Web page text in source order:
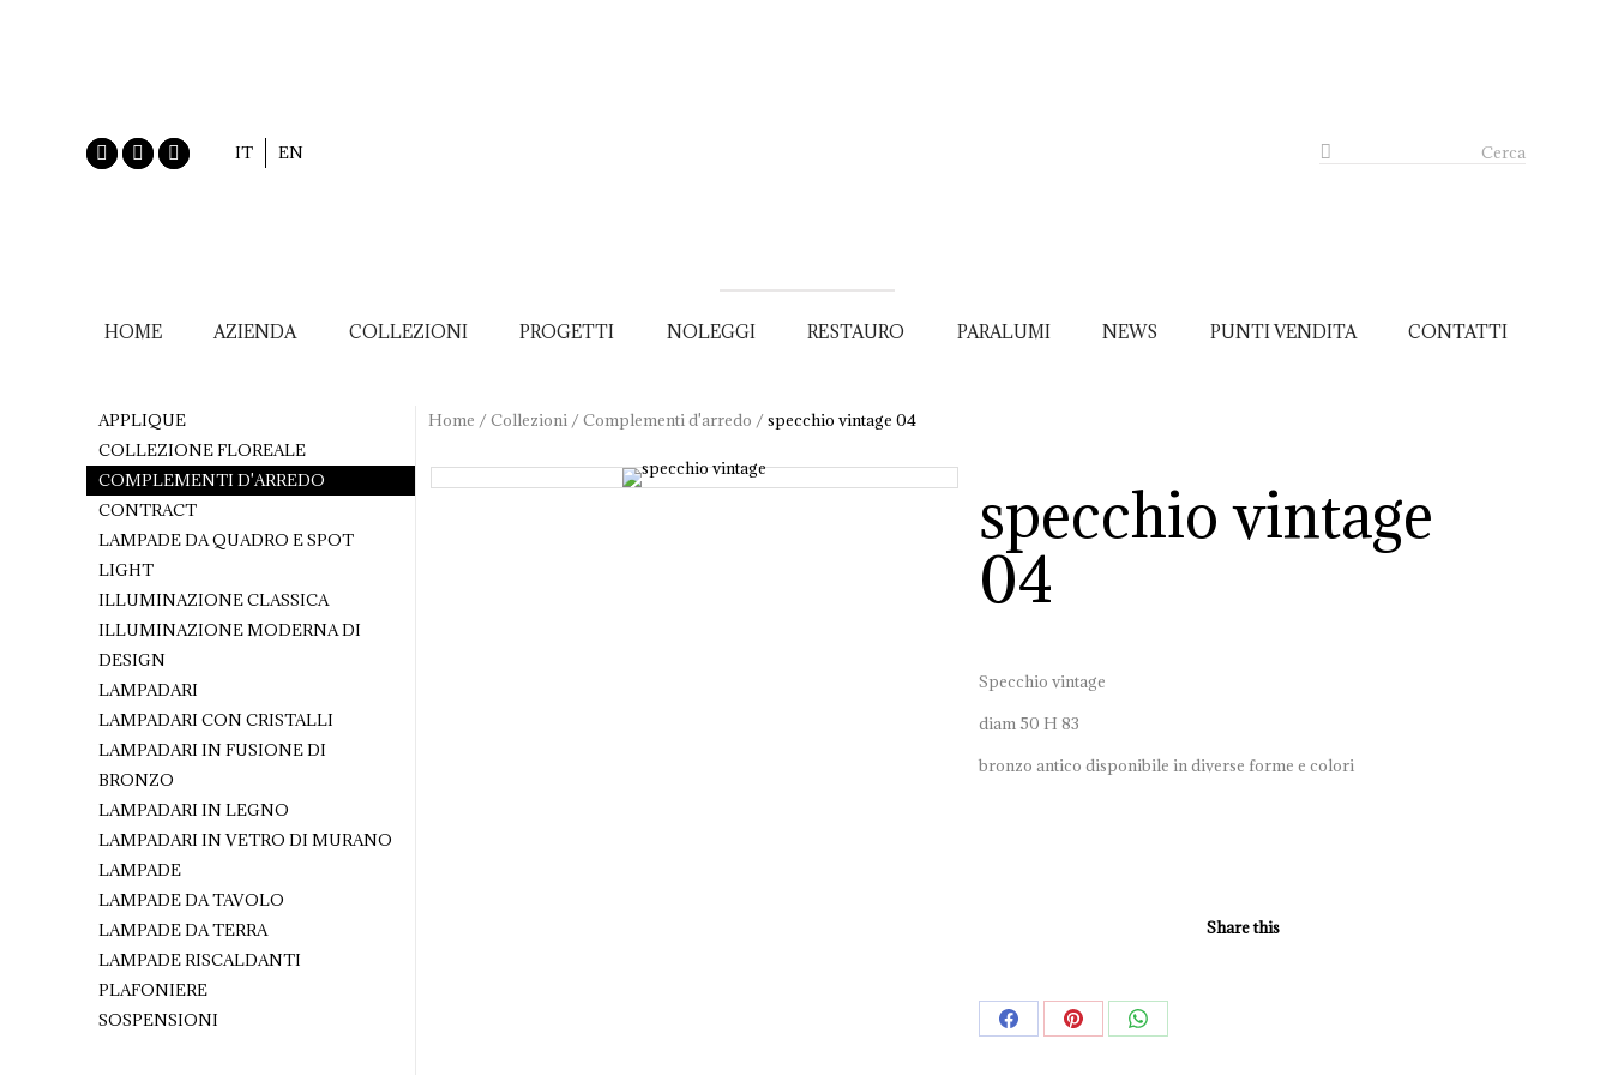
IT EN Cerca
HOME AZIENDA COLLEZIONI PROGETTI NOLEGGI RESTAURO PARALUMI NEWS PUNTI VENDITA CONTATTI
Home /Collezioni /Complementi d'arredo /specchio vintage 04
specchio vintage
04
Specchio vintage
diam 50 H 83
bronzo antico disponibile in diverse forme e colori
Share this
Share Share Share
APPLIQUE
COLLEZIONE FLOREALE
COMPLEMENTI D'ARREDO
CONTRACT
LAMPADE DA QUADRO E SPOT
LIGHT
ILLUMINAZIONE CLASSICA
ILLUMINAZIONE MODERNA DI
DESIGN
LAMPADARI
LAMPADARI CON CRISTALLI
LAMPADARI IN FUSIONE DI
BRONZO
LAMPADARI IN LEGNO
LAMPADARI IN VETRO DI MURANO
LAMPADE
LAMPADE DA TAVOLO
LAMPADE DA TERRA
LAMPADE RISCALDANTI
PLAFONIERE
SOSPENSIONI